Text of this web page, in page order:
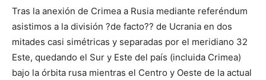
Tras la anexión de Crimea a Rusia mediante referéndum
asistimos a la división ?de facto?? de Ucrania en dos
mitades casi simétricas y separadas por el meridiano 32
Este, quedando el Sur y Este del país (incluida Crimea)
bajo la órbita rusa mientras el Centro y Oeste de la actual